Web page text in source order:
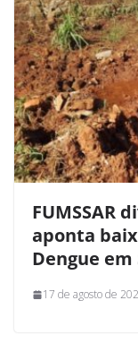
FUMSSAR
aponta
Dengue em
17 de agosto de